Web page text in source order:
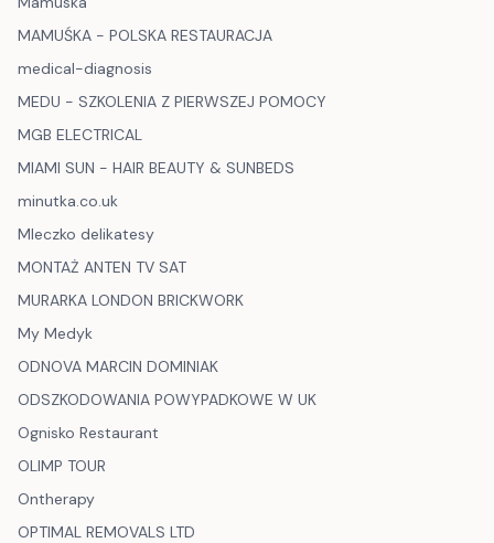
MAMUŚKA - POLSKA RESTAURACJA
medical-diagnosis
MEDU - SZKOLENIA Z PIERWSZEJ POMOCY
MGB ELECTRICAL
MIAMI SUN - HAIR BEAUTY & SUNBEDS
minutka.co.uk
Mleczko delikatesy
MONTAŻ ANTEN TV SAT
MURARKA LONDON BRICKWORK
My Medyk
ODNOVA MARCIN DOMINIAK
ODSZKODOWANIA POWYPADKOWE W UK
Ognisko Restaurant
OLIMP TOUR
Ontherapy
OPTIMAL REMOVALS LTD